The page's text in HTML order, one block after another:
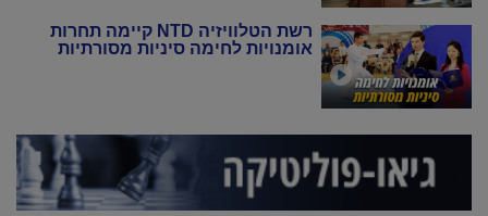
רשת הטלוויזיה NTD קיימה תחרות
אומנויות לחימה סיניות מסורתיות